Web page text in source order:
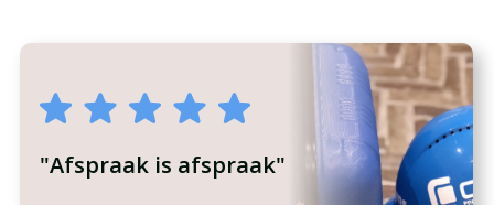
"Afspraak is afspraak"